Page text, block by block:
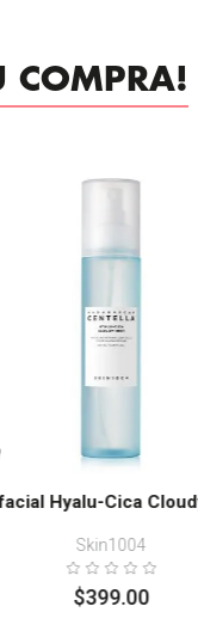
COMPRA!
Hyalu-Cica
Skin1004
$399.00